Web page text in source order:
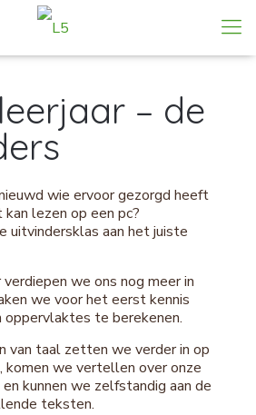
– de
wie ervoor gezorgd heeft
lezen op een pc?
uitvindersklas aan het juiste
we ons nog meer in
we voor het eerst kennis
te berekenen.
van taal zetten we verder in op
komen we vertellen over onze
kunnen we zelfstandig aan de
teksten.